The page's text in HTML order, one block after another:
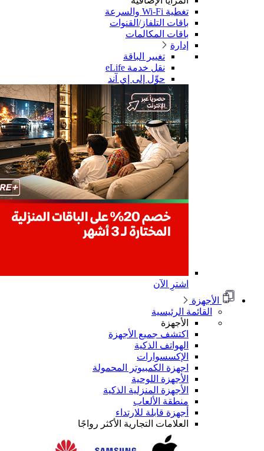
باقات التلفاز/القنوات
باقات المكالمات
تغيير الباقة
نقل خدمة eLife
حوِّل إلى إي آند
الأجهزة
القائمة الرئيسية
الأجهزة
اكتشف جميع الأجهزة
الهواتف الذكية
الإكسسوارات
اجهزة الكمبيوتر المحمولة
الأجهزة اللوحية
الأجهزة المنزلية الذكية
منطقة الألعاب
أجهزة قابلة للارتداء
العلامات التجارية الأكثر رواجًا